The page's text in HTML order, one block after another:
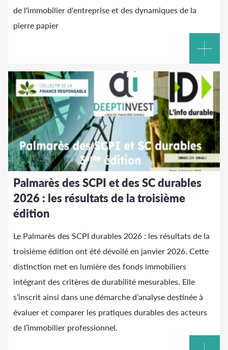
de l'immobilier d'entreprise et des dynamiques de la
pierre papier
Palmarès des SCPI et des SC durables
2026 : les résultats de la troisième
édition
Le Palmarès des SCPI durables 2026 : les résultats de la
troisième édition ont été dévoilé en janvier 2026. Cette
distinction met en lumière des fonds immobiliers
intégrant des critères de durabilité mesurables. Elle
s’inscrit ainsi dans une démarche d’analyse destinée à
évaluer et comparer les pratiques durables des acteurs
de l’immobilier professionnel.